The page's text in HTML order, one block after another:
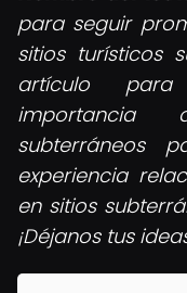
para seguir
sitios turísticos
artículo
importancia
subterráneos
experiencia
en sitios
¡Déjanos tus